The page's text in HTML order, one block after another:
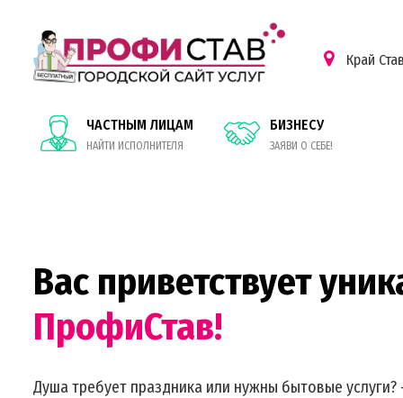
Край
ЧАСТНЫМ ЛИЦАМ
НАЙТИ ИСПОЛНИТЕЛЯ
БИЗНЕСУ
ЗАЯВИ О СЕБЕ!
Вас приветствует
ПрофиСтав!
Душа требует праздника или нужны бытовые